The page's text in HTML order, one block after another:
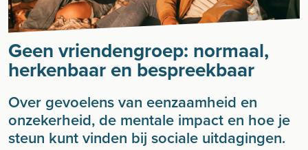
Geen vriendengroep: normaal,
herkenbaar en bespreekbaar
Over gevoelens van eenzaamheid en
onzekerheid, de mentale impact en hoe je
steun kunt vinden bij sociale uitdagingen.